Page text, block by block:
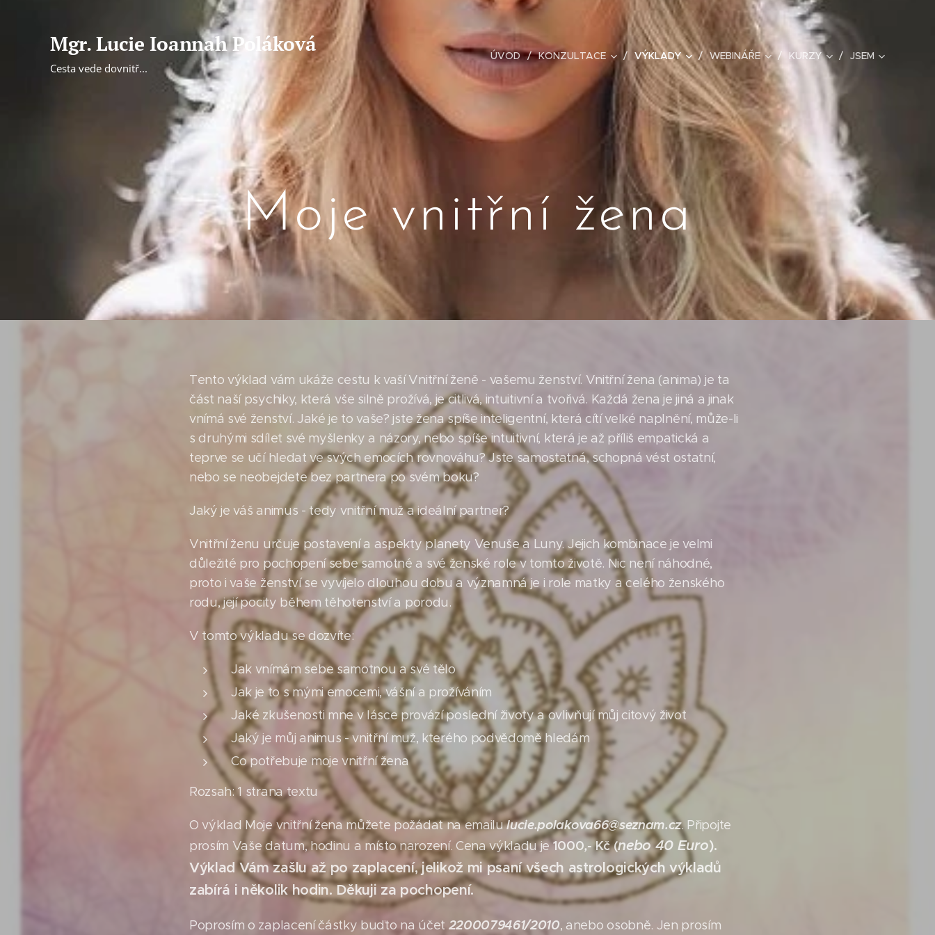
Mgr. Lucie Ioannah Poláková
Cesta vede dovnitř...
ÚVOD KONZULTACE VÝKLADY WEBINÁŘE KURZY JSEM
Moje vnitřní žena
Tento výklad vám ukáže cestu k vaší Vnitřní ženě - vašemu ženství. Vnitřní žena (anima) je ta
část naší psychiky, která vše silně prožívá, je citlivá, intuitivní a tvořivá. Každá žena je jiná a jinak
vnímá své ženství. Jaké je to vaše? jste žena spíše inteligentní, která cítí velké naplnění, může-li
s druhými sdílet své myšlenky a názory, nebo spíše intuitivní, která je až příliš empatická a
teprve se učí hledat ve svých emocích rovnováhu? Jste samostatná, schopná vést ostatní,
nebo se neobejdete bez partnera po svém boku?
Jaký je váš animus - tedy vnitřní muž a ideální partner?
Vnitřní ženu určuje postavení a aspekty planety Venuše a Luny. Jejich kombinace je velmi
důležité pro pochopení sebe samotné a své ženské role v tomto životě. Nic není náhodné,
proto i vaše ženství se vyvíjelo dlouhou dobu a významná je i role matky a celého ženského
rodu, její pocity během těhotenství a porodu.
V tomto výkladu se dozvíte:
Jak vnímám sebe samotnou a své tělo
Jak je to s mými emocemi, vášní a prožíváním
Jaké zkušenosti mne v lásce provází poslední životy a ovlivňují můj citový život
Jaký je můj animus - vnitřní muž, kterého podvědomě hledám
Co potřebuje moje vnitřní žena
Rozsah: 1 strana textu
O výklad Moje vnitřní žena můžete požádat na emailulucie.polakova66@seznam.cz. Připojte
prosím Vaše datum, hodinu a místo narození. Cena výkladu je1000,-Kč (nebo 40 Euro).
Výklad Vám zašlu až po zaplacení, jelikož mi psaní všech astrologických výkladů
zabírá i několik hodin. Děkuji za pochopení.
Poprosím o zaplacení částky buďto na účet 2200079461/2010, anebo osobně. Jen prosím